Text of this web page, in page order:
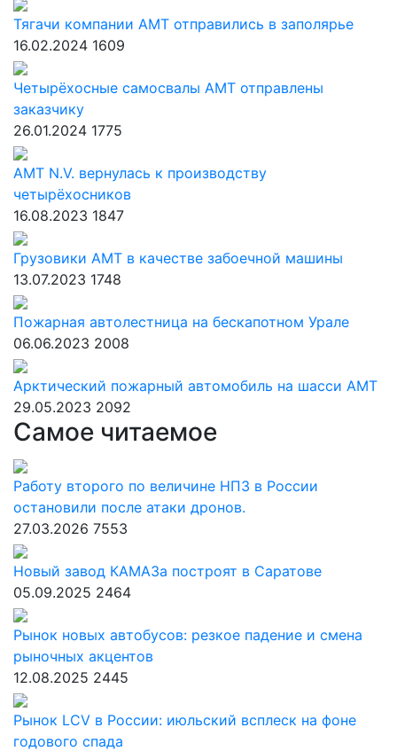
Тягачи компании АМТ отправились в заполярье
16.02.2024 1609
Четырёхосные самосвалы АМТ отправлены
заказчику
26.01.2024 1775
AMT N.V. вернулась к производству
четырёхосников
16.08.2023 1847
Грузовики АМТ в качестве забоечной машины
13.07.2023 1748
Пожарная автолестница на бескапотном Урале
06.06.2023 2008
Арктический пожарный автомобиль на шасси АМТ
29.05.2023 2092
Самое читаемое
Работу второго по величине НПЗ в России
остановили после атаки дронов.
27.03.2026 7553
Новый завод КАМАЗа построят в Саратове
05.09.2025 2464
Рынок новых автобусов: резкое падение и смена
рыночных акцентов
12.08.2025 2445
Рынок LCV в России: июльский всплеск на фоне
годового спада